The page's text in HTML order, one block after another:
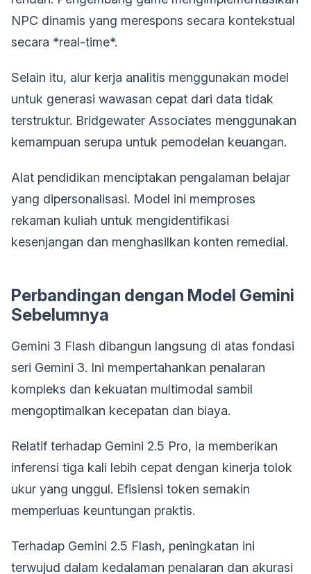
NPC dinamis yang merespons secara kontekstual
secara *real-time*.
Selain itu, alur kerja analitis menggunakan model
untuk generasi wawasan cepat dari data tidak
terstruktur. Bridgewater Associates menggunakan
kemampuan serupa untuk pemodelan keuangan.
Alat pendidikan menciptakan pengalaman belajar
yang dipersonalisasi. Model ini memproses
rekaman kuliah untuk mengidentifikasi
kesenjangan dan menghasilkan konten remedial.
Perbandingan dengan Model Gemini
Sebelumnya
Gemini 3 Flash dibangun langsung di atas fondasi
seri Gemini 3. Ini mempertahankan penalaran
kompleks dan kekuatan multimodal sambil
mengoptimalkan kecepatan dan biaya.
Relatif terhadap Gemini 2.5 Pro, ia memberikan
inferensi tiga kali lebih cepat dengan kinerja tolok
ukur yang unggul. Efisiensi token semakin
memperluas keuntungan praktis.
Terhadap Gemini 2.5 Flash, peningkatan ini
terwujud dalam kedalaman penalaran dan akurasi